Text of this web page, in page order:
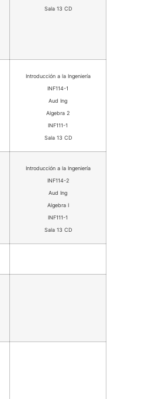
Sala 13 CD
Introducción a la Ingeniería
INF114-1
Aud Ing
Algebra 2
INF111-1
Sala 13 CD
Introducción a la Ingeniería
INF114-2
Aud Ing
Algebra I
INF111-1
Sala 13 CD